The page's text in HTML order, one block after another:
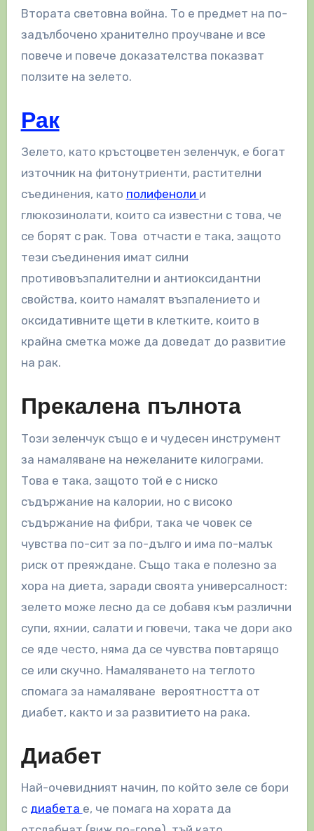
Втората световна война. То е предмет на по-
задълбочено хранително проучване и все
повече и повече доказателства показват
ползите на зелето.
Рак
Зелето, като кръстоцветен зеленчук, е богат
източник на фитонутриенти, растителни
съединения, като полифеноли и
глюкозинолати, които са известни с това, че
се борят с рак. Това отчасти е така, защото
тези съединения имат силни
противовъзпалителни и антиоксидантни
свойства, които намалят възпалението и
оксидативните щети в клетките, които в
крайна сметка може да доведат до развитие
на рак.
Прекалена пълнота
Този зеленчук също е и чудесен инструмент
за намаляване на нежеланите килограми.
Това е така, защото той е с ниско
съдържание на калории, но с високо
съдържание на фибри, така че човек се
чувства по-сит за по-дълго и има по-малък
риск от преяждане. Също така е полезно за
хора на диета, заради своята универсалност:
зелето може лесно да се добавя към различни
супи, яхнии, салати и гювечи, така че дори ако
се яде често, няма да се чувства повтарящо
се или скучно. Намаляването на теглото
спомага за намаляване вероятността от
диабет, както и за развитието на рака.
Диабет
Най-очевидният начин, по който зеле се бори
с диабета е, че помага на хората да